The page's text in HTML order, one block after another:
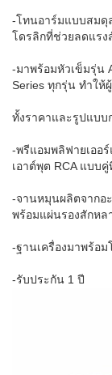
-โทนอาร์มแบบสมดุ
โดรลิกที่ช่วยลดแรง
-มาพร้อมหัวเข็มรุ่น
Series ทุกรุ่น ทำให้
ทั้งราคาและรูปแบบ
-พรีแอมพลิฟายเออ
เอาต์พุต RCA แบบ
-จานหมุนผลิตจากอ
พร้อมแผ่นรองสักหล
-ฐานเครื่องมาพร้อ
-รับประกัน 1 ปี